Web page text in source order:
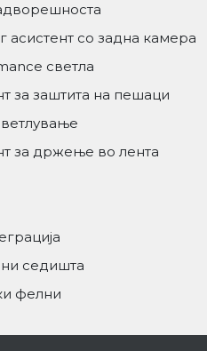
асистент со задна камера
светла
за заштита на пешаци
за држење во лента
седишта
фелни